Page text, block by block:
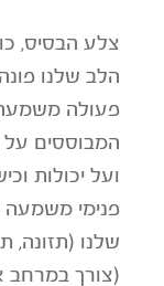
צלע הבסיס,
הלב שלנו
פעולה משמעה
המבוססים
ועל יכולות
פנימי משמעה
שלנו (תזונה,
(צורך במרחב